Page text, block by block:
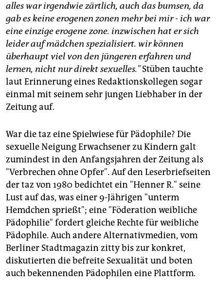
alles war irgendwie zärtlich, auch das bumsen, da
gab es keine erogenen zonen mehr bei mir - ich war
eine einzige erogene zone. inzwischen hat er sich
leider auf mädchen spezialisiert. wir können
überhaupt viel von den jüngeren erfahren und
lernen, nicht nur direkt sexuelles."Stüben tauchte
laut Erinnerung eines Redaktionskollegen sogar
einmal mit seinem sehr jungen Liebhaber in der
Zeitung auf.
War die taz eine Spielwiese für Pädophile? Die
sexuelle Neigung Erwachsener zu Kindern galt
zumindest in den Anfangsjahren der Zeitung als
"Verbrechen ohne Opfer". Auf den Leserbriefseiten
der taz von 1980 bedichtet ein "Henner R." seine
Lust auf das, was einer 9-Jährigen "unterm
Hemdchen sprießt"; eine "Föderation weibliche
Pädophilie" fordert gleiche Rechte für weibliche
Pädophile. Auch andere Alternativmedien, vom
Berliner Stadtmagazin zitty bis zur konkret,
diskutierten die befreite Sexualität und boten
auch bekennenden Pädophilen eine Plattform.